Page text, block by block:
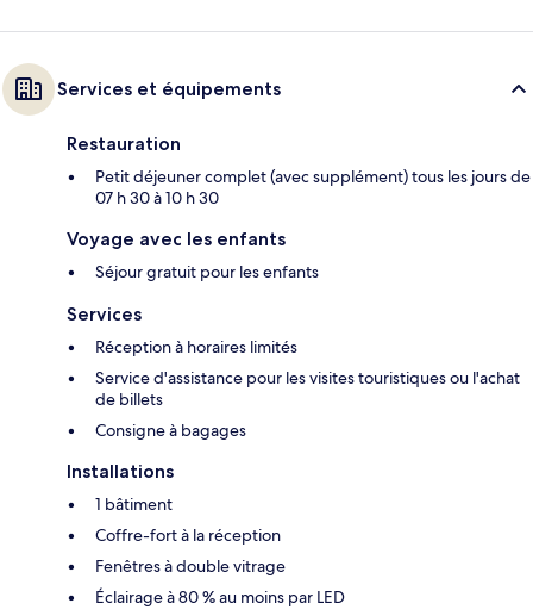
Services et équipements
Restauration
Petit déjeuner complet (avec supplément) tous les jours de
07 h 30 à 10 h 30
Voyage avec les enfants
Séjour gratuit pour les enfants
Services
Réception à horaires limités
Service d'assistance pour les visites touristiques ou l'achat
de billets
Consigne à bagages
Installations
1 bâtiment
Coffre-fort à la réception
Fenêtres à double vitrage
Éclairage à 80 % au moins par LED